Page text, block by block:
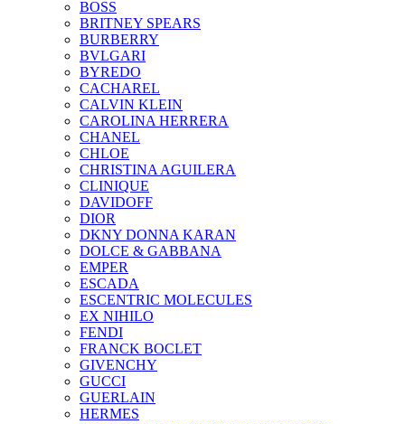
BOSS
BRITNEY SPEARS
BURBERRY
BVLGARI
BYREDO
CACHAREL
CALVIN KLEIN
CAROLINA HERRERA
CHANEL
CHLOE
CHRISTINA AGUILERA
CLINIQUE
DAVIDOFF
DIOR
DKNY DONNA KARAN
DOLCE & GABBANA
EMPER
ESCADA
ESCENTRIC MOLECULES
EX NIHILO
FENDI
FRANCK BOCLET
GIVENCHY
GUCCI
GUERLAIN
HERMES